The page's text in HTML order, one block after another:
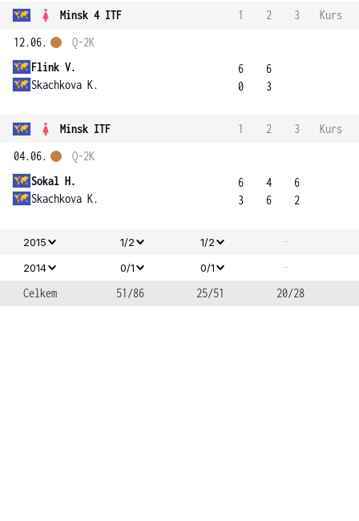
Minsk 4 ITF 1 2 3
Kurs
12.06.
Flink V.
Skachkova K.
Q-2K
6
0
6
3
Minsk ITF 1 2 3
Kurs
04.06.
Sokal H.
Skachkova K.
Q-2K
6
3
4
6
6
2
2015 1/2 1/2 -
2014 0/1 0/1
-
Celkem
51/86 25/51 20/28